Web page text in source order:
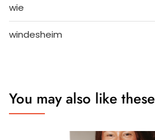
wie
windesheim
You may also like these